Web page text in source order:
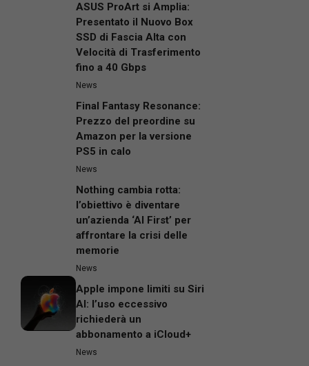
ASUS ProArt si Amplia:
Presentato il Nuovo Box
SSD di Fascia Alta con
Velocità di Trasferimento
fino a 40 Gbps
News
Final Fantasy Resonance:
Prezzo del preordine su
Amazon per la versione
PS5 in calo
News
Nothing cambia rotta:
l’obiettivo è diventare
un’azienda ‘AI First’ per
affrontare la crisi delle
memorie
News
Apple impone limiti su Siri
AI: l’uso eccessivo
richiederà un
abbonamento a iCloud+
News